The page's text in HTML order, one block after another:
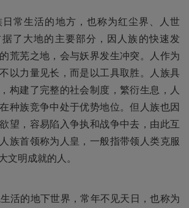
日常生活的地方，也称为红尘界、人世
了大地的主要部分，因人族的快速发
荒芜之地，会与妖界发生冲突。人作为
以力量见长，而是以工具取胜。人族具
构建了完整的社会制度，繁衍生息，人
种族竞争中处于优势地位。但人族也因
望，容易陷入争执和战争中去，由此互
族首领称为人皇，一般指带领人类克服
文明成就的人。
活的地下世界，常年不见天日，也称为